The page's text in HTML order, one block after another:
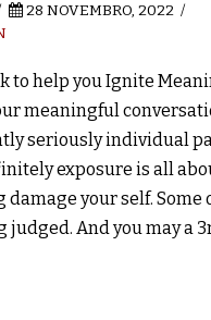
28 NOVEMBRO, 2022
to help you Ignite
meaningful
seriously individual
exposure is all
damage your self. Some
And you may a